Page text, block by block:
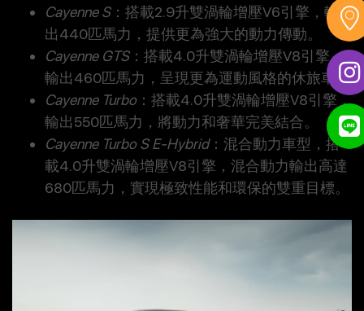
Cayenne S：搭載2.9升雙渦輪增壓V6引擎，輸
出440匹馬力，提供更為強大的動力傳動。
Cayenne GTS：搭載4.0升雙渦輪增壓V8引擎，
輸出460匹馬力，呈現更為運動風格的休旅車。
Cayenne Turbo：搭載4.0升雙渦輪增壓V8引擎，
輸出550匹馬力，將動力和奢華完美結合。
Cayenne Turbo S E-Hybrid：混合動力車型，搭
載4.0升雙渦輪增壓V8引擎，混合動力輸出高達
680匹馬力，實現極致性能和環保的雙重目標。